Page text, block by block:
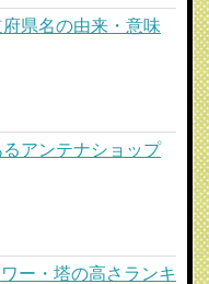
府県名の由来・意味
アンテナショップ
ワー・塔の高さランキ